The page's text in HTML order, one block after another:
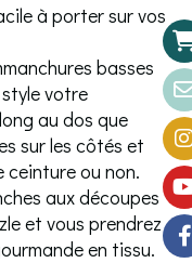
à porter sur vos
basses
votre
au dos que
sur les côtés et
ou non.
aux découpes
et vous prendrez
en tissu.